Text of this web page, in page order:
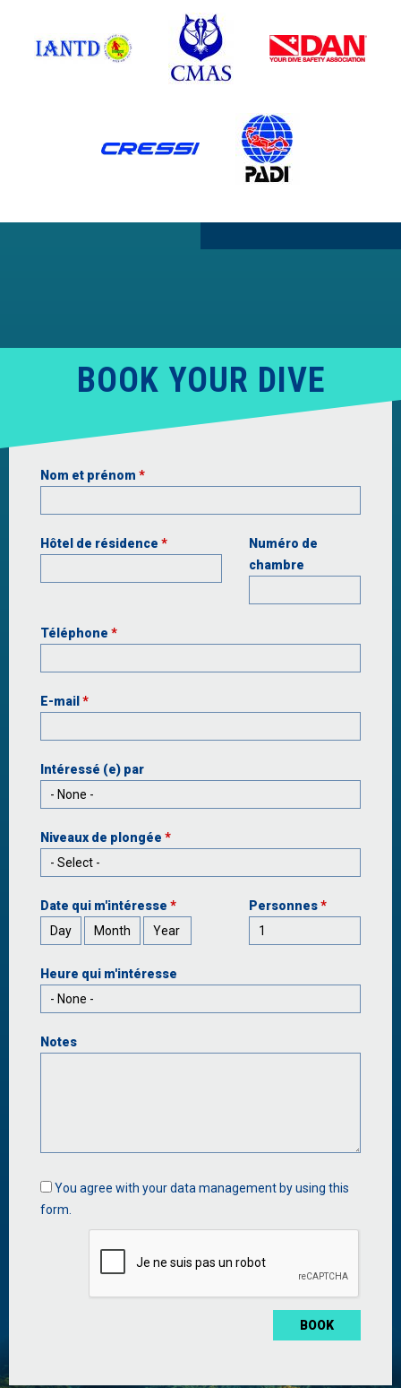
BOOK YOUR DIVE
Nom et prénom *
Hôtel de résidence *
Numéro de
chambre
Téléphone *
E-mail *
Intéressé (e) par
Niveaux de plongée *
Date qui m'intéresse *
Day
Month Year
Personnes*
Heure qui m'intéresse
Notes
Data
management
You agree with your data management by using this
form.